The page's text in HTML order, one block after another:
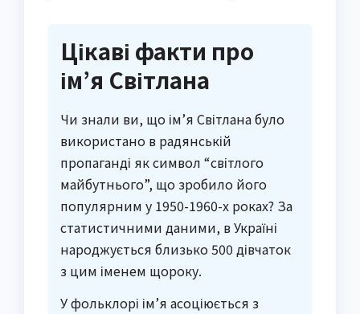
Цікаві факти про
ім’я Світлана
Чи знали ви, що ім’я Світлана було
використано в радянській
пропаганді як символ “світлого
майбутнього”, що зробило його
популярним у 1950-1960-х роках? За
статистичними даними, в Україні
народжується близько 500 дівчаток
з цим іменем щороку.
У фольклорі ім’я асоціюється з